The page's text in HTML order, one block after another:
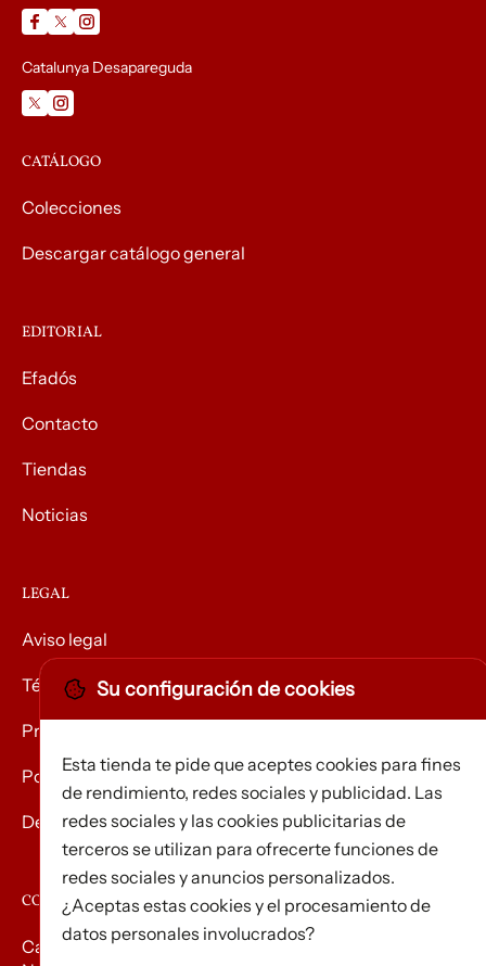
Catalunya Desapareguda
CATÁLOGO
Colecciones
Descargar catálogo general
EDITORIAL
Efadós
Contacto
Tiendas
Noticias
LEGAL
Aviso legal
Términos y condiciones
Privacidad
Política de Cookies
Devolución de mercancías
CONTACTO
Carrer d’Edison, 3
Su configuración de cookies
Esta tienda te pide que aceptes cookies para fines
de rendimiento, redes sociales y publicidad. Las
redes sociales y las cookies publicitarias de
terceros se utilizan para ofrecerte funciones de
redes sociales y anuncios personalizados.
¿Aceptas estas cookies y el procesamiento de
datos personales involucrados?